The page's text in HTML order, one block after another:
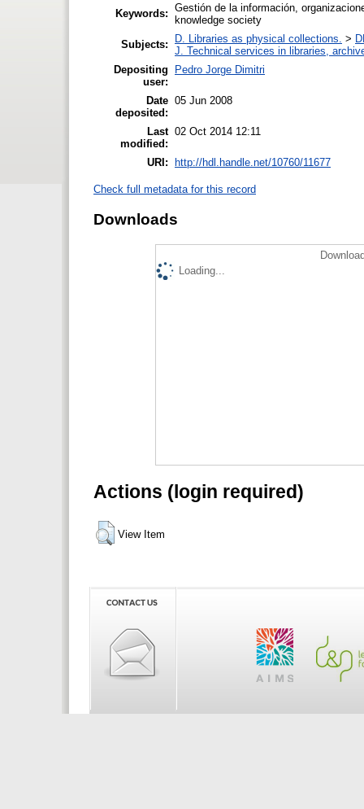
Keywords: Gestión de la información,
knowledge society
Subjects:
D. Libraries as physical collections. >
J. Technical services in libraries,
Depositing
user:
Pedro Jorge Dimitri
Date
deposited:
05 Jun 2008
Last
modified:
02 Oct 2014 12:11
URI: http://hdl.handle.net/10760/11677
Check full metadata for this record
Downloads
Loading...
Actions (login required)
View Item